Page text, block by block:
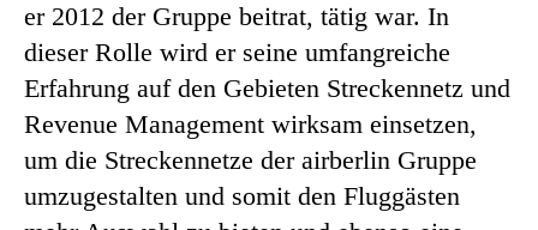
er 2012 der Gruppe beitrat, tätig war. In
dieser Rolle wird er seine umfangreiche
Erfahrung auf den Gebieten Streckennetz und
Revenue Management wirksam einsetzen,
um die Streckennetze der airberlin Gruppe
umzugestalten und somit den Fluggästen